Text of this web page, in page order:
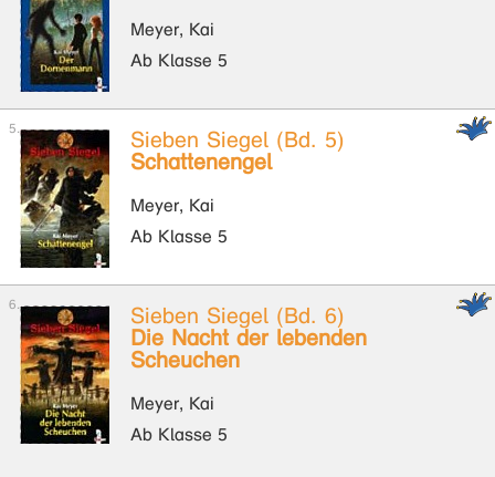
Meyer, Kai
Ab Klasse 5
Sieben Siegel (Bd. 5)
Schattenengel
Meyer, Kai
Ab Klasse 5
Sieben Siegel (Bd. 6)
Die Nacht der lebenden
Scheuchen
Meyer, Kai
Ab Klasse 5